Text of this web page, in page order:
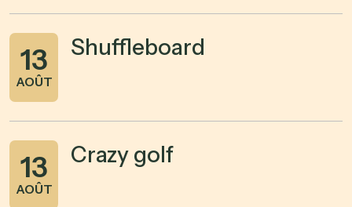
13
AOÛT
Shuffleboard
13
AOÛT
Crazy golf